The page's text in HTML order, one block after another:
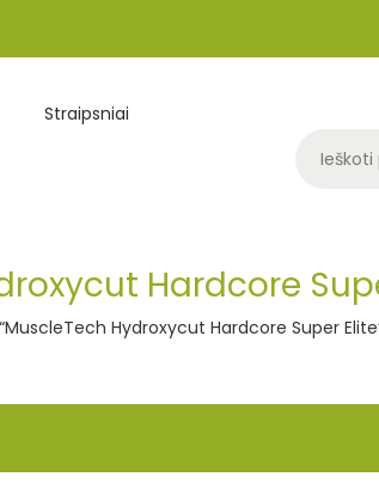
Straipsniai
Hardcore
Hydroxycut Hardcore Super